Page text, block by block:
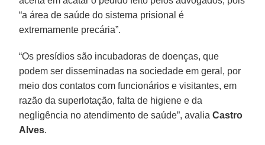
“a área de saúde do sistema prisional é
extremamente precária”.
“Os presídios são incubadoras de doenças, que
podem ser disseminadas na sociedade em geral, por
meio dos contatos com funcionários e visitantes, em
razão da superlotação, falta de higiene e da
negligência no atendimento de saúde”, avaliaCastro
Alves.